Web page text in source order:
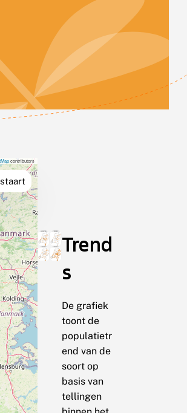
contributors
Trend
s
De grafiek
toont de
populatietr
end van de
soort op
basis van
tellingen